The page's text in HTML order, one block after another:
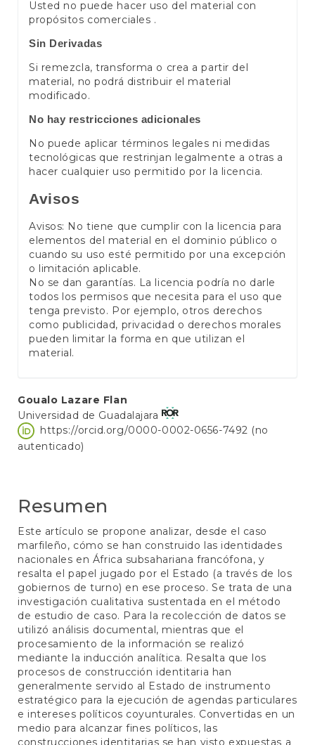
Usted no puede hacer uso del material con
propósitos comerciales .
Sin Derivadas
Si remezcla, transforma o crea a partir del
material, no podrá distribuir el material
modificado.
No hay restricciones adicionales
No puede aplicar términos legales ni medidas
tecnológicas que restrinjan legalmente a otras a
hacer cualquier uso permitido por la licencia.
Avisos
Avisos: No tiene que cumplir con la licencia para
elementos del material en el dominio público o
cuando su uso esté permitido por una excepción
o limitación aplicable.
No se dan garantías. La licencia podría no darle
todos los permisos que necesita para el uso que
tenga previsto. Por ejemplo, otros derechos
como publicidad, privacidad o derechos morales
pueden limitar la forma en que utilizan el
material.
Contenido
principal
del
Goualo Lazare Flan
Universidad de Guadalajara
https://orcid.org/0000-0002-0656-7492 (no
autenticado)
Resumen
Este artículo se propone analizar, desde el caso
marfileño, cómo se han construido las identidades
nacionales en África subsahariana francófona, y
resalta el papel jugado por el Estado (a través de los
gobiernos de turno) en ese proceso. Se trata de una
investigación cualitativa sustentada en el método
de estudio de caso. Para la recolección de datos se
utilizó análisis documental, mientras que el
procesamiento de la información se realizó
mediante la inducción analítica. Resalta que los
procesos de construcción identitaria han
generalmente servido al Estado de instrumento
estratégico para la ejecución de agendas particulares
e intereses políticos coyunturales. Convertidas en un
medio para alcanzar fines políticos, las